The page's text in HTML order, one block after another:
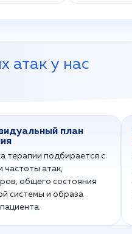
атак у нас
план
терапии подбирается с
частоты атак,
общего состояния
системы и образа